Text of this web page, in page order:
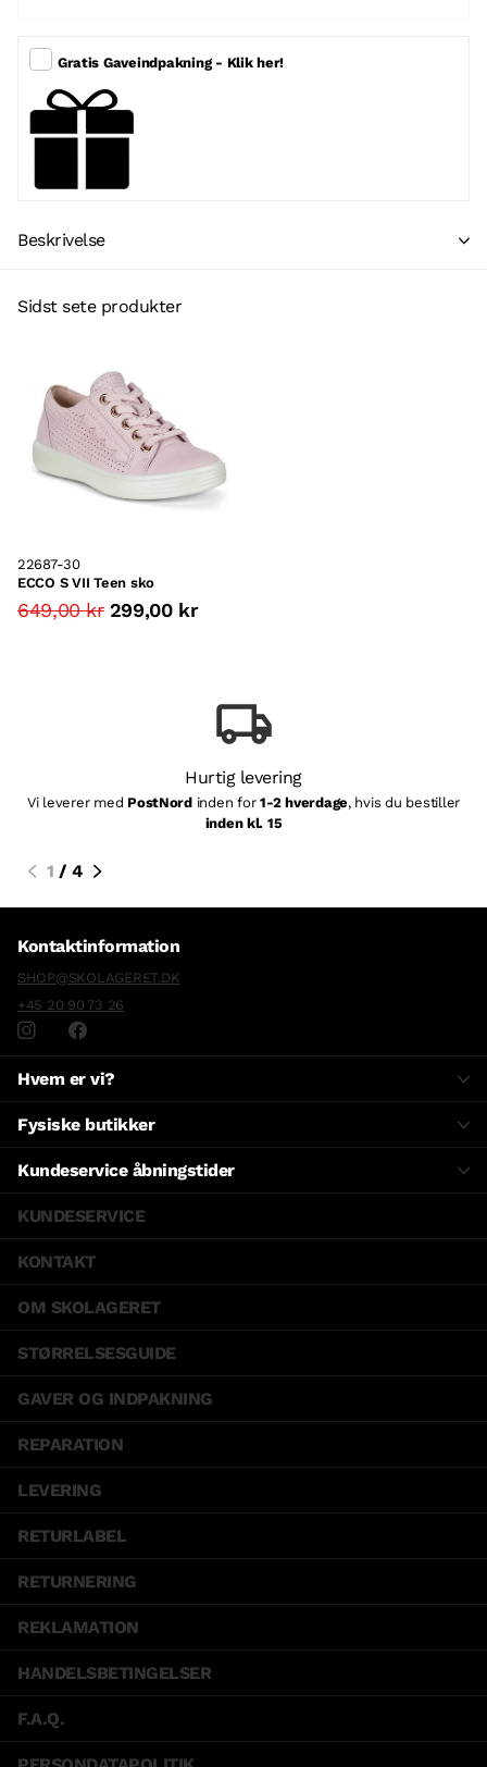
Gratis Gaveindpakning - Klik her!
Beskrivelse
Sidst sete produkter
22687-30
ECCO S VII Teen sko
649,00 kr 299,00 kr
Hurtig levering
Vi leverer med PostNordinden for1-2 hverdage, hvis du bestiller
inden kl. 15
1 / 4
Hvem er vi?
Fysiske butikker
Kundeservice åbningstider
Kontaktinformation
SHOP@SKOLAGERET.DK
+45 20 90 73 26
KUNDESERVICE
KONTAKT
OM SKOLAGERET
STØRRELSESGUIDE
GAVER OG INDPAKNING
REPARATION
LEVERING
RETURLABEL
RETURNERING
REKLAMATION
HANDELSBETINGELSER
F.A.Q.